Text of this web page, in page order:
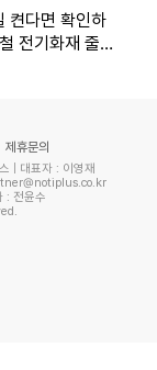
희는 “내 집은
, 네 방도 있어.
이프랑 오든
켠다면 확인하
전기화재 줄이
제휴문의
| 대표자 : 이영재
: 전윤수